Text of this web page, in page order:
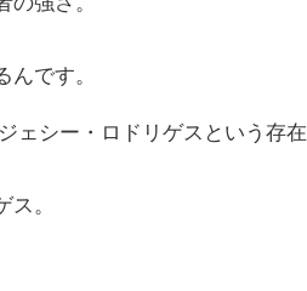
んです。
ェシー・ロドリゲスという存在
ス。